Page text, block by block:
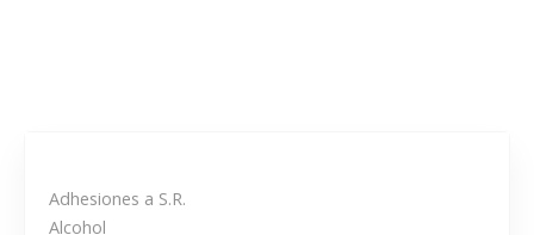
Adhesiones a S.R.
Alcohol